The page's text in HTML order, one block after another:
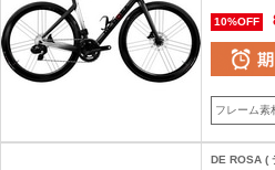
エクリプ
前後)
10%OFF
フレーム素
DE ROSA (